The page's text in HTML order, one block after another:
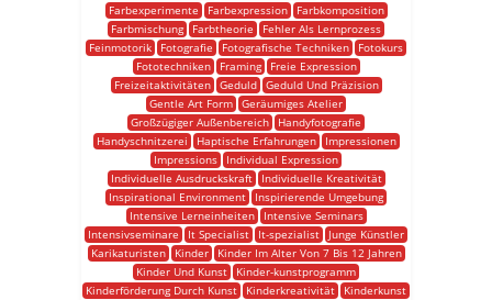
Farbexperimente
Farbexpression
Farbkomposition
Farbmischung
Farbtheorie
Fehler Als Lernprozess
Feinmotorik
Fotografie Fotografische Techniken
Fotokurs
Fototechniken
Framing
Freie Expression
Freizeitaktivitäten
Geduld
Geduld Und Präzision
Gentle Art Form Geräumiges Atelier
Großzügiger Außenbereich
Handyfotografie
Handyschnitzerei
Haptische Erfahrungen
Impressionen
Impressions
Individual Expression
Individuelle Ausdruckskraft
Individuelle Kreativität
Inspirational Environment
Inspirierende Umgebung
Intensive Lerneinheiten
Intensive Seminars
Intensivseminare
It Specialist It-spezialist
Junge Künstler
Karikaturisten
Kinder
Kinder Im Alter Von 7 Bis 12 Jahren
Kinder Und Kunst
Kinder-kunstprogramm
Kinderförderung Durch Kunst
Kinderkreativität
Kinderkunst